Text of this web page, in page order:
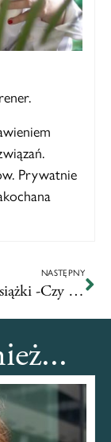
Prywatnie
NASTĘPNY
Recenzja książki -Czy jesteś tym który puka?